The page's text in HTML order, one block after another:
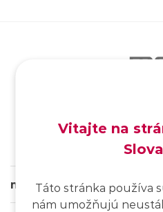
msg life Slovakia
Vitajte na
Táto stránka používa
nám umožňujú